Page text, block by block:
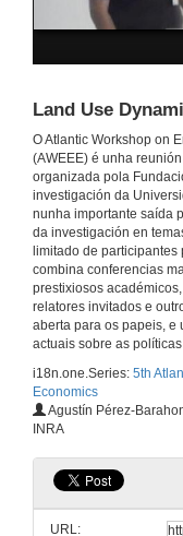
Land Use
O Atlantic Workshop on
(AWEEE) é unha
organizada pola
investigación da
nunha importante saída
da investigación en
limitado de participantes
combina conferencias
prestixiosos
relatores invitados e
aberta para os papeis, e
actuais sobre as
i18n.one.Series: 5th
Economics
Agustín Pérez-
INRA
URL: